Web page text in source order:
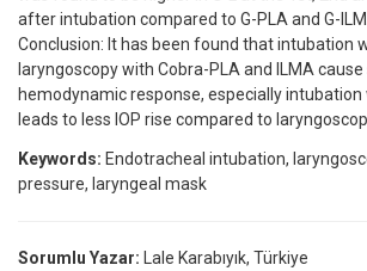
after intubation compared to G-PLA and G-
Conclusion: It has been found that intubation
laryngoscopy with Cobra-PLA and ILMA
hemodynamic response, especially intubation
leads to less IOP rise compared to
Keywords: Endotracheal intubation,
pressure, laryngeal mask
Sorumlu Yazar:
Lale Karabıyık, Türkiye